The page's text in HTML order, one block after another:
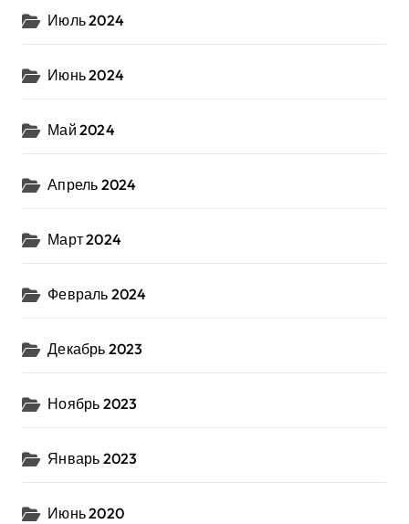
Июль 2024
Июнь 2024
Май 2024
Апрель 2024
Март 2024
Февраль 2024
Декабрь 2023
Ноябрь 2023
Январь 2023
Июнь 2020